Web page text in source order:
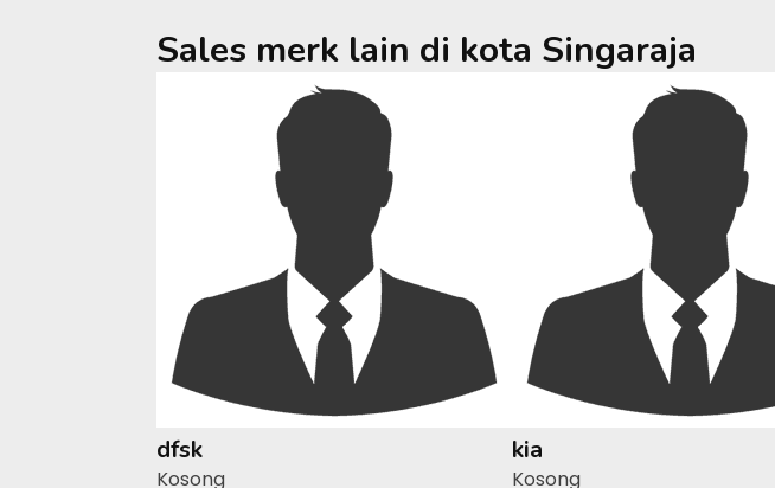
Sales merk lain di kota Singaraja
dfsk
Kosong
kia
Kosong